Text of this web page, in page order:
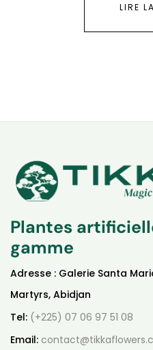
LIRE
Plantes
gamme
Adresse : Galerie Santa
Martyrs, Abidjan
Tel: (+225) 07 06 97 51 08
Email: